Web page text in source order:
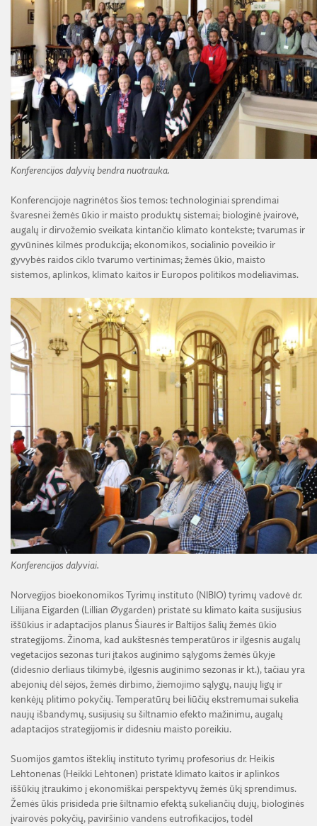
Konferencijos dalyvių bendra nuotrauka.
Konferencijoje nagrinėtos šios temos: technologiniai sprendimai
švaresnei žemės ūkio ir maisto produktų sistemai; biologinė įvairovė,
augalų ir dirvožemio sveikata kintančio klimato kontekste; tvarumas ir
gyvūninės kilmės produkcija; ekonomikos, socialinio poveikio ir
gyvybės raidos ciklo tvarumo vertinimas; žemės ūkio, maisto
sistemos, aplinkos, klimato kaitos ir Europos politikos modeliavimas.
Konferencijos dalyviai.
Norvegijos bioekonomikos Tyrimų instituto (NIBIO) tyrimų vadovė dr.
Lilijana Eigarden (Lillian Øygarden) pristatė su klimato kaita susijusius
iššūkius ir adaptacijos planus Šiaurės ir Baltijos šalių žemės ūkio
strategijoms. Žinoma, kad aukštesnės temperatūros ir ilgesnis augalų
vegetacijos sezonas turi įtakos auginimo sąlygoms žemės ūkyje
(didesnio derliaus tikimybė, ilgesnis auginimo sezonas ir kt.), tačiau yra
abejonių dėl sėjos, žemės dirbimo, žiemojimo sąlygų, naujų ligų ir
kenkėjų plitimo pokyčių. Temperatūrų bei liūčių ekstremumai sukelia
naujų išbandymų, susijusių su šiltnamio efekto mažinimu, augalų
adaptacijos strategijomis ir didesniu maisto poreikiu.
Suomijos gamtos išteklių instituto tyrimų profesorius dr. Heikis
Lehtonenas (Heikki Lehtonen) pristatė klimato kaitos ir aplinkos
iššūkių įtraukimo į ekonomiškai perspektyvų žemės ūkį sprendimus.
Žemės ūkis prisideda prie šiltnamio efektą sukeliančių dujų, biologinės
įvairovės pokyčių, paviršinio vandens eutrofikacijos, todėl